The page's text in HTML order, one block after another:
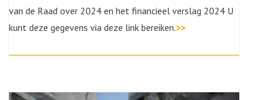
van de Raad over 2024 en het financieel verslag 2024 U
kunt deze gegevens via deze link bereiken.>>